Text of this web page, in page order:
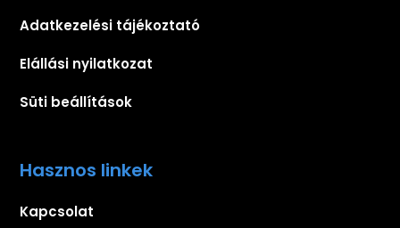
Adatkezelési tájékoztató
Elállási nyilatkozat
Süti beállítások
Hasznos linkek
Kapcsolat